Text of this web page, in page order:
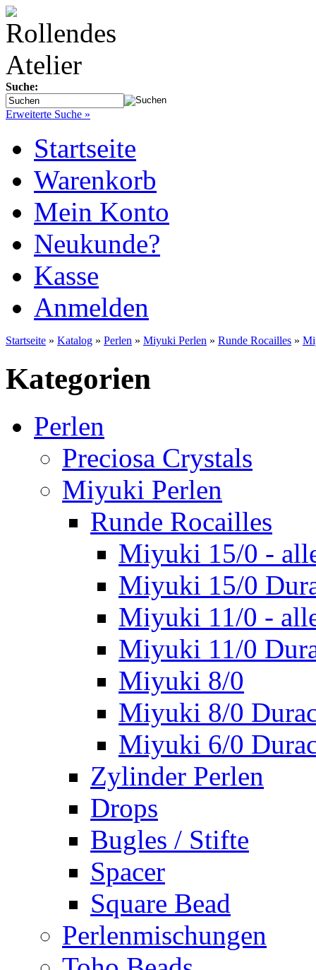
Suche:
Erweiterte Suche »
Startseite
Warenkorb
Mein Konto
Neukunde?
Kasse
Anmelden
Startseite » Katalog » Perlen » Miyuki Perlen » Runde Rocailles »
Kategorien
Perlen
Preciosa Crystals
Miyuki Perlen
Runde Rocailles
Miyuki 15/0 -
Miyuki 15/0
Miyuki 11/0 -
Miyuki 11/0
Miyuki 8/0
Miyuki 8/0
Miyuki 6/0
Zylinder Perlen
Drops
Bugles / Stifte
Spacer
Square Bead
Perlenmischungen